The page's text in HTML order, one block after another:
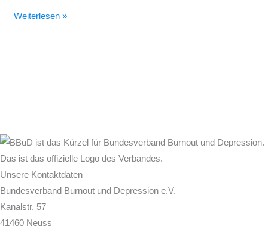
Weiterlesen »
Unsere Kontaktdaten
Bundesverband Burnout und Depression e.V.
Kanalstr. 57
41460 Neuss